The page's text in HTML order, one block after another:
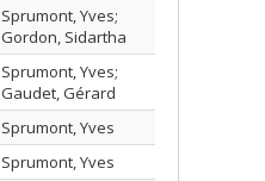
Sprumont, Yves;
Gordon, Sidartha
Sprumont, Yves;
Gaudet, Gérard
Sprumont, Yves
Sprumont, Yves